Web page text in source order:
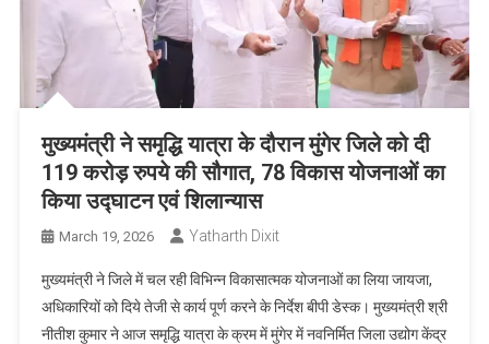
मुख्यमंत्री ने समृद्धि यात्रा के दौरान मुंगेर जिले को दी
119 करोड़ रुपये की सौगात, 78 विकास योजनाओं का
किया उद्घाटन एवं शिलान्यास
March 19, 2026 Yatharth Dixit
मुख्यमंत्री ने जिले में चल रही विभिन्न विकासात्मक योजनाओं का लिया जायजा,
अधिकारियों को दिये तेजी से कार्य पूर्ण करने के निर्देश बीपी डेस्क। मुख्यमंत्री श्री
नीतीश कुमार ने आज समृद्धि यात्रा के क्रम में मुंगेर में नवनिर्मित जिला उद्योग केंद्र